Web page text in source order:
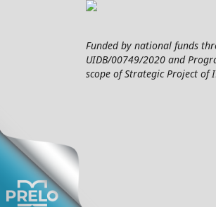
Funded by national funds
UIDB/00749/2020 and
scope of Strategic Project of